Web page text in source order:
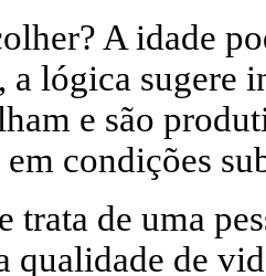
A idade
a lógica sugere
e são
condições
trata de uma
qualidade de